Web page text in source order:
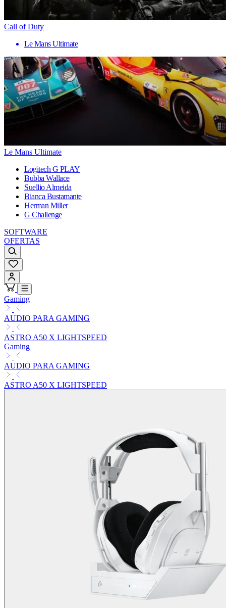
Call of Duty
Le Mans Ultimate
Le Mans Ultimate
Logitech G PLAY
Bubba Wallace
Suellio Almeida
Bianca Bustamante
Herman Miller
G Challenge
SOFTWARE
OFERTAS
Gaming
AUDIO PARA GAMING
ASTRO A50 X LIGHTSPEED
Gaming
AUDIO PARA GAMING
ASTRO A50 X LIGHTSPEED